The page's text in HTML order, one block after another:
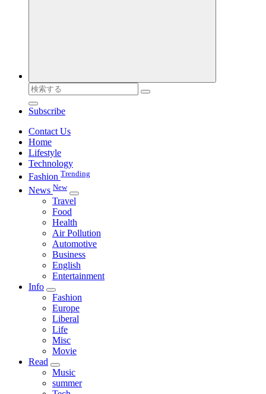
検
索
対
Subscribe
Contact Us
Home
Lifestyle
Technology
Fashion Trending
News New
Travel
Food
Health
Air Pollution
Automotive
Business
English
Entertainment
Info
Fashion
Europe
Liberal
Life
Misc
Movie
Read
Music
summer